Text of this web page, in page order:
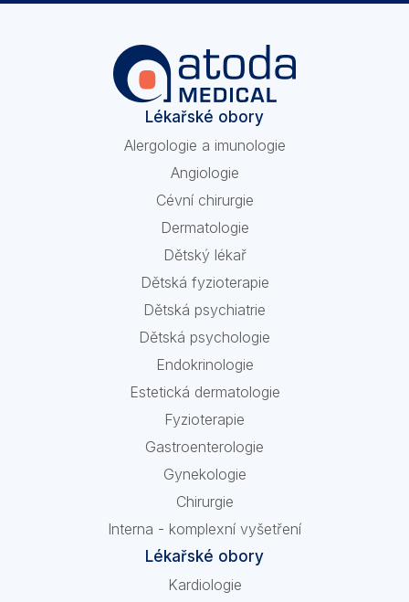
Lékařské obory
Alergologie a imunologie
Angiologie
Cévní chirurgie
Dermatologie
Dětský lékař
Dětská fyzioterapie
Dětská psychiatrie
Dětská psychologie
Endokrinologie
Estetická dermatologie
Fyzioterapie
Gastroenterologie
Gynekologie
Chirurgie
Interna - komplexní vyšetření
Lékařské obory
Kardiologie